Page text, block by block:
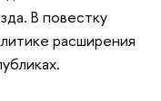
В повестку
расширения